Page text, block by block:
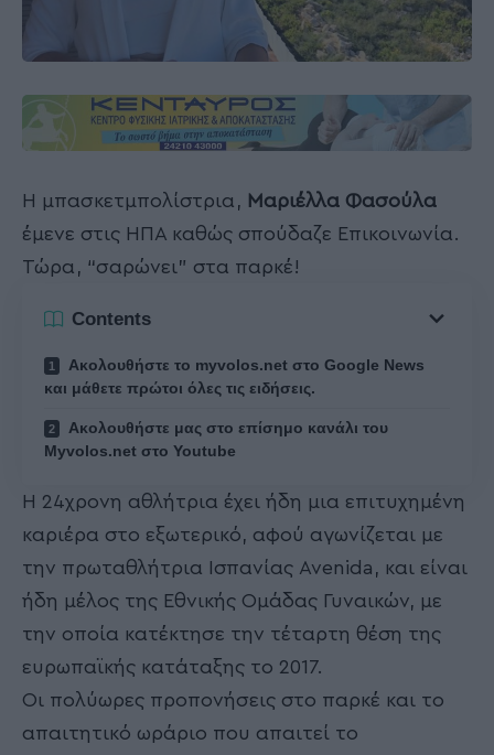
Η μπασκετμπολίστρια, Μαριέλλα Φασούλα
έμενε στις ΗΠΑ καθώς σπούδαζε Επικοινωνία.
Τώρα, “σαρώνει” στα παρκέ!
Contents
Ακολουθήστε το myvolos.net στο Google News
και μάθετε πρώτοι όλες τις ειδήσεις.
Ακολουθήστε μας στο επίσημο κανάλι του
Myvolos.net στο Youtube
Η 24χρονη αθλήτρια έχει ήδη μια επιτυχημένη
καριέρα στο εξωτερικό, αφού αγωνίζεται με
την πρωταθλήτρια Ισπανίας Avenida, και είναι
ήδη μέλος της Εθνικής Ομάδας Γυναικών, με
την οποία κατέκτησε την τέταρτη θέση της
ευρωπαϊκής κατάταξης το 2017.
Οι πολύωρες προπονήσεις στο παρκέ και το
απαιτητικό ωράριο που απαιτεί το